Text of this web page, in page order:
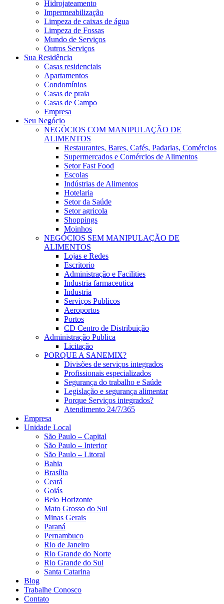
Hidrojateamento
Impermeabilização
Limpeza de caixas de água
Limpeza de Fossas
Mundo de Serviços
Outros Serviços
Sua Residência
Casas residenciais
Apartamentos
Condomínios
Casas de praia
Casas de Campo
Empresa
Seu Negócio
NEGÓCIOS COM MANIPULAÇÃO DE
ALIMENTOS
Restaurantes, Bares, Cafés, Padarias, Comércios
Supermercados e Comércios de Alimentos
Setor Fast Food
Escolas
Indústrias de Alimentos
Hotelaria
Setor da Saúde
Setor agricola
Shoppings
Moinhos
NEGÓCIOS SEM MANIPULAÇÃO DE
ALIMENTOS
Lojas e Redes
Escritorio
Administração e Facilities
Industria farmaceutica
Industria
Serviços Publicos
Aeroportos
Portos
CD Centro de Distribuição
Administração Publica
Licitação
PORQUE A SANEMIX?
Divisões de serviços integrados
Profissionais especializados
Segurança do trabalho e Saúde
Legislação e segurança alimentar
Porque Serviços integrados?
Atendimento 24/7/365
Empresa
Unidade Local
São Paulo – Capital
São Paulo – Interior
São Paulo – Litoral
Bahia
Brasília
Ceará
Goiás
Belo Horizonte
Mato Grosso do Sul
Minas Gerais
Paraná
Pernambuco
Rio de Janeiro
Rio Grande do Norte
Rio Grande do Sul
Santa Catarina
Blog
Trabalhe Conosco
Contato